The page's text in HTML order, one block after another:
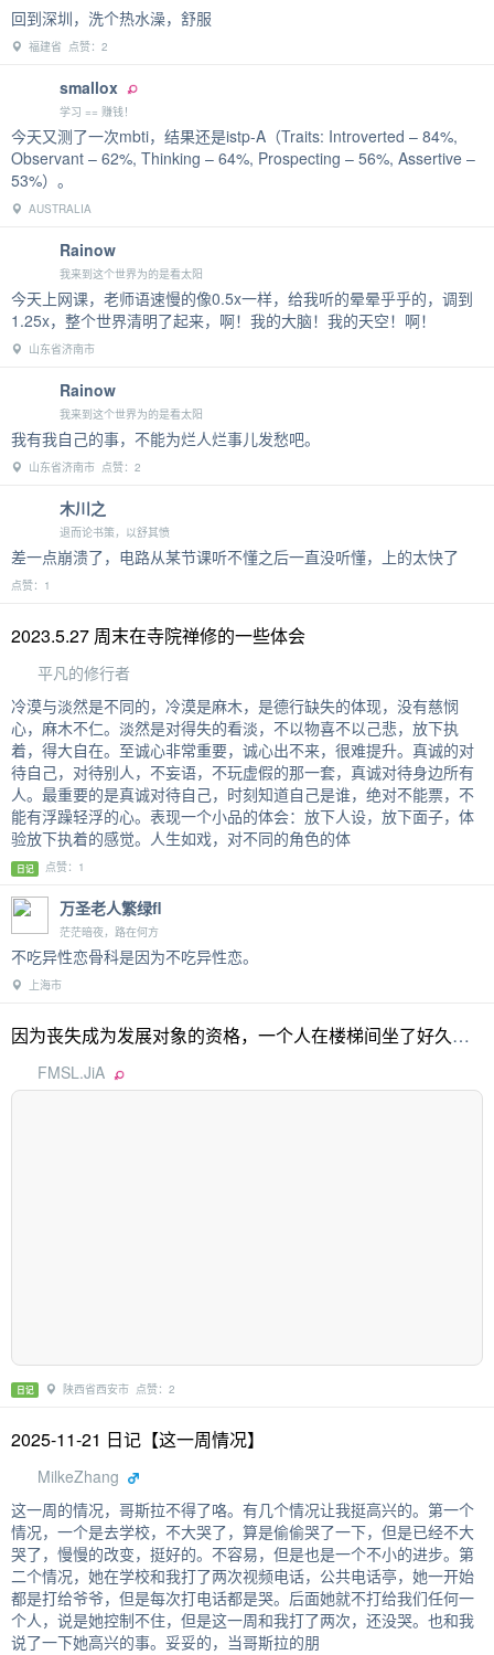
回到深圳，洗个热水澡，舒服
福建省 点赞：2
smallox
学习 == 赚钱！
今天又测了一次mbti，结果还是istp-A（Traits: Introverted – 84%,
Observant – 62%, Thinking – 64%, Prospecting – 56%, Assertive –
53%）。
AUSTRALIA
Rainow
我来到这个世界为的是看太阳
今天上网课，老师语速慢的像0.5x一样，给我听的晕晕乎乎的，调到
1.25x，整个世界清明了起来，啊！我的大脑！我的天空！啊！
山东省济南市
Rainow
我来到这个世界为的是看太阳
我有我自己的事，不能为烂人烂事儿发愁吧。
山东省济南市 点赞：2
木川之
退而论书策，以舒其愤
差一点崩溃了，电路从某节课听不懂之后一直没听懂，上的太快了
点赞：1
2023.5.27 周末在寺院禅修的一些体会
平凡的修行者
冷漠与淡然是不同的，冷漠是麻木，是德行缺失的体现，没有慈悯
心，麻木不仁。淡然是对得失的看淡，不以物喜不以己悲，放下执
着，得大自在。至诚心非常重要，诚心出不来，很难提升。真诚的对
待自己，对待别人，不妄语，不玩虚假的那一套，真诚对待身边所有
人。最重要的是真诚对待自己，时刻知道自己是谁，绝对不能票，不
能有浮躁轻浮的心。表现一个小品的体会：放下人设，放下面子，体
验放下执着的感觉。人生如戏，对不同的角色的体
日记 点赞：1
万圣老人繁绿fl
茫茫暗夜，路在何方
不吃异性恋骨科是因为不吃异性恋。
上海市
因为丧失成为发展对象的资格，一个人在楼梯间坐了好久，也不能释怀
FMSL.JiA
日记 陕西省西安市 点赞：2
2025-11-21 日记【这一周情况】
MilkeZhang
这一周的情况，哥斯拉不得了咯。有几个情况让我挺高兴的。第一个
情况，一个是去学校，不大哭了，算是偷偷哭了一下，但是已经不大
哭了，慢慢的改变，挺好的。不容易，但是也是一个不小的进步。第
二个情况，她在学校和我打了两次视频电话，公共电话亭，她一开始
都是打给爷爷，但是每次打电话都是哭。后面她就不打给我们任何一
个人，说是她控制不住，但是这一周和我打了两次，还没哭。也和我
说了一下她高兴的事。妥妥的，当哥斯拉的朋